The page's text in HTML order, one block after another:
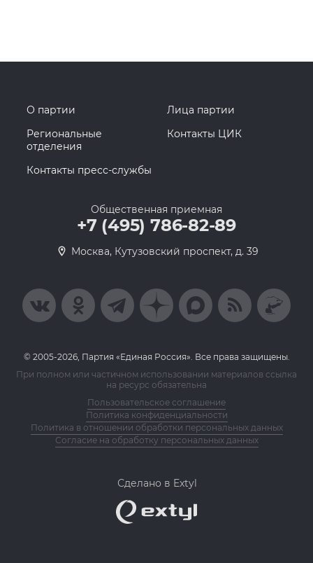
О партии
Лица партии
Региональные
отделения
Контакты ЦИК
Контакты пресс-службы
Общественная приемная
+7 (495) 786-82-89
Москва, Кутузовский проспект, д. 39
© 2005-2026, Партия «Единая Россия». Все права защищены.
При полном или частичном использовании материалов ссылка
на ресурс обязательна
Пользовательское соглашение
Политика конфиденциальности
Политика в отношении обработки персональных данных
Согласие на обработку персональных данных
Сделано в Extyl